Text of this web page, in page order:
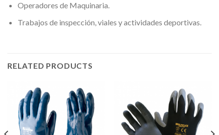
Operadores de Maquinaria.
Trabajos de inspección, viales y actividades deportivas.
RELATED PRODUCTS